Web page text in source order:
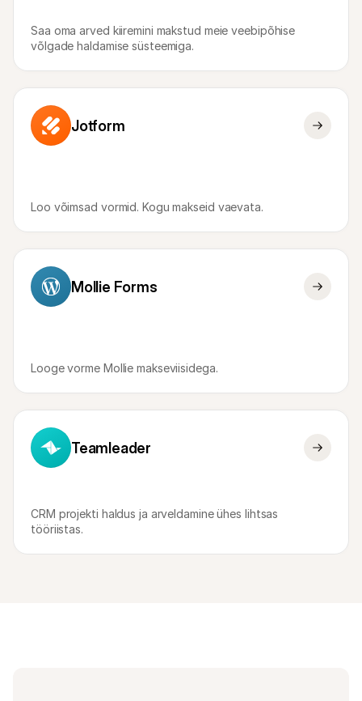
Saa oma arved kiiremini makstud meie veebipõhise
võlgade haldamise süsteemiga.
Jotform
Loo võimsad vormid. Kogu makseid vaevata.
Mollie Forms
Looge vorme Mollie makseviisidega.
Teamleader
CRM projekti haldus ja arveldamine ühes lihtsas
tööriistas.
Uuri välja, miks Mollie on sinu pangakontolehel
Mollie klientidele
Külastage meie klienditoe meeskonda
Võta ühendust müügitiimiga